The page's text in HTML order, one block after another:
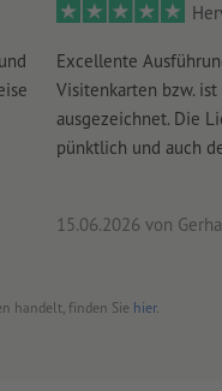
Excellente
Visitenkarten bzw.
ausgezeichnet. Die
pünktlich und auch
15.06.2026 von
handelt, finden Sie hier.